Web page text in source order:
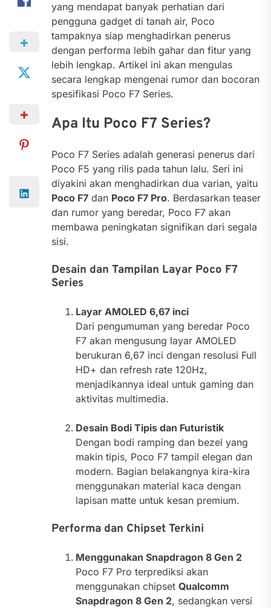
yang mendapat banyak perhatian dari
pengguna gadget di tanah air, Poco
tampaknya siap menghadirkan penerus
dengan performa lebih gahar dan fitur yang
lebih lengkap. Artikel ini akan mengulas
secara lengkap mengenai rumor dan bocoran
spesifikasi Poco F7 Series.
Apa Itu Poco F7 Series?
Poco F7 Series adalah generasi penerus dari
Poco F5 yang rilis pada tahun lalu. Seri ini
diyakini akan menghadirkan dua varian, yaitu
Poco F7 dan Poco F7 Pro. Berdasarkan teaser
dan rumor yang beredar, Poco F7 akan
membawa peningkatan signifikan dari segala
sisi.
Desain dan Tampilan Layar Poco F7
Series
Layar AMOLED 6,67 inci
Dari pengumuman yang beredar Poco
F7 akan mengusung layar AMOLED
berukuran 6,67 inci dengan resolusi Full
HD+ dan refresh rate 120Hz,
menjadikannya ideal untuk gaming dan
aktivitas multimedia.
Desain Bodi Tipis dan Futuristik
Dengan bodi ramping dan bezel yang
makin tipis, Poco F7 tampil elegan dan
modern. Bagian belakangnya kira-kira
menggunakan material kaca dengan
lapisan matte untuk kesan premium.
Performa dan Chipset Terkini
Menggunakan Snapdragon 8 Gen 2
Poco F7 Pro terprediksi akan
menggunakan chipset Qualcomm
Snapdragon 8 Gen 2, sedangkan versi